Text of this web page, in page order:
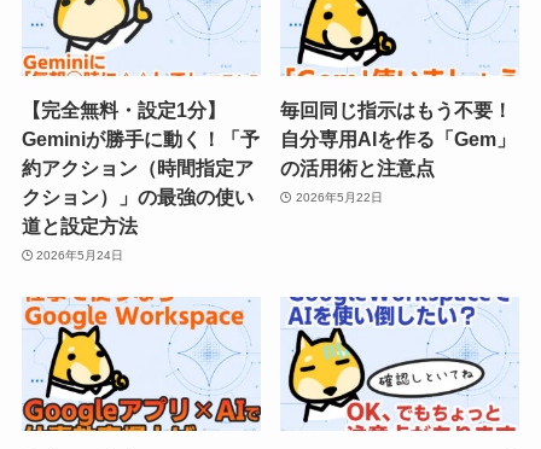
【完全無料・設定1分】
Geminiが勝手に動く！「予
約アクション（時間指定ア
クション）」の最強の使い
道と設定方法
2026年5月24日
毎回同じ指示はもう不要！
自分専用AIを作る「Gem」
の活用術と注意点
2026年5月22日